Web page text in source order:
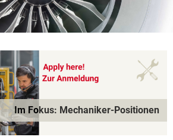
Im Fokus: Mechaniker-Positionen